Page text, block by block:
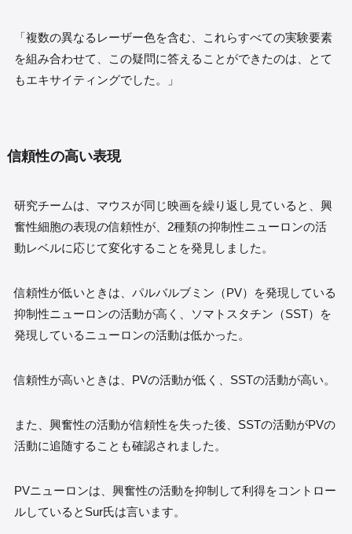
「複数の異なるレーザー色を含む、これらすべての実験要素
を組み合わせて、この疑問に答えることができたのは、とて
もエキサイティングでした。」
信頼性の高い表現
研究チームは、マウスが同じ映画を繰り返し見ていると、興
奮性細胞の表現の信頼性が、2種類の抑制性ニューロンの活
動レベルに応じて変化することを発見しました。
信頼性が低いときは、パルバルブミン（PV）を発現している
抑制性ニューロンの活動が高く、ソマトスタチン（SST）を
発現しているニューロンの活動は低かった。
信頼性が高いときは、PVの活動が低く、SSTの活動が高い。
また、興奮性の活動が信頼性を失った後、SSTの活動がPVの
活動に追随することも確認されました。
PVニューロンは、興奮性の活動を抑制して利得をコントロー
ルしているとSur氏は言います。